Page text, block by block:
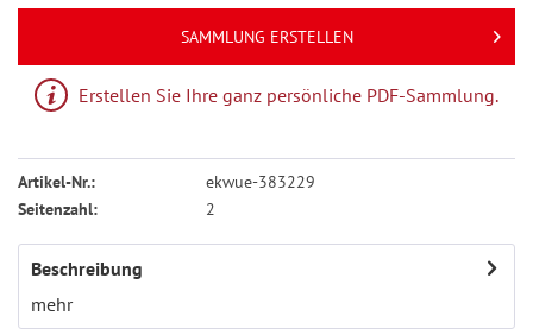
SAMMLUNG ERSTELLEN
Erstellen Sie Ihre ganz persönliche PDF-Sammlung.
Artikel-Nr.:
ekwue-383229
Seitenzahl:
2
Beschreibung
mehr